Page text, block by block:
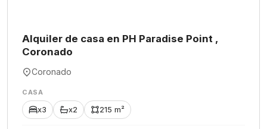
Alquiler de casa en PH Paradise Point ,
Coronado
Coronado
CASA
x3 x2 215 m²